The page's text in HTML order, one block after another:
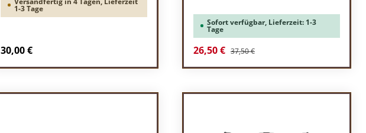
1-3 Tage
Regulärer Preis:
30,00 €
Sofort verfügbar, Lieferzeit: 1-3
Tage
Verkaufspreis:
26,50 € 37,50 €